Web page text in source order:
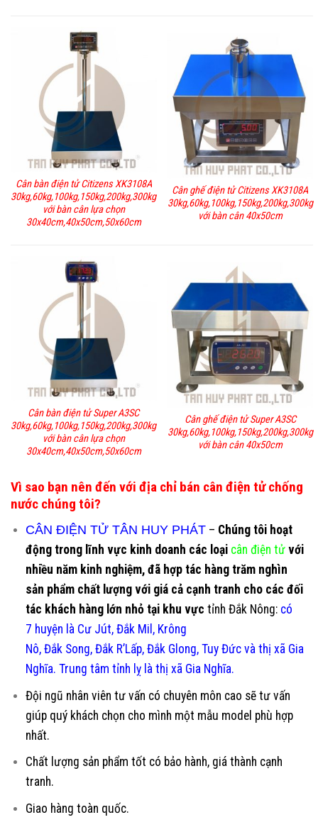
Cân bàn điện tử Citizens XK3108A
30kg,60kg,100kg,150kg,200kg,300kg
với bàn cân lựa chọn
30x40cm,40x50cm,50x60cm
Cân ghế điện tử Citizens XK3108A
30kg,60kg,100kg,150kg,200kg,300kg
với bàn cân 40x50cm
Cân bàn điện tử Super A3SC
30kg,60kg,100kg,150kg,200kg,300kg
với bàn cân lựa chọn
30x40cm,40x50cm,50x60cm
Cân ghế điện tử Super A3SC
30kg,60kg,100kg,150kg,200kg,300kg
với bàn cân 40x50cm
Vì sao bạn nên đến với địa chỉ bán cân điện tử chống
nước chúng tôi?
CÂN ĐIỆN TỬ TÂN HUY PHÁT – Chúng tôi hoạt
động trong lĩnh vực kinh doanh các loại cân điện tửvới
nhiều năm kinh nghiệm, đã hợp tác hàng trăm nghìn
sản phẩm chất lượng với giá cả cạnh tranh cho các đối
tác khách hàng lớn nhỏ tại khu vực tỉnh Đắk Nông: có
7 huyện là Cư Jút, Đắk Mil, Krông
Nô, Đắk Song, Đắk R’Lấp, Đắk Glong, Tuy Đức và thị xã Gia
Nghĩa. Trung tâm tỉnh lỵ là thị xã Gia Nghĩa.
Đội ngũ nhân viên tư vấn có chuyên môn cao sẽ tư vấn
giúp quý khách chọn cho mình một mẫu model phù hợp
nhất.
Chất lượng sản phẩm tốt có bảo hành, giá thành cạnh
tranh.
Giao hàng toàn quốc.